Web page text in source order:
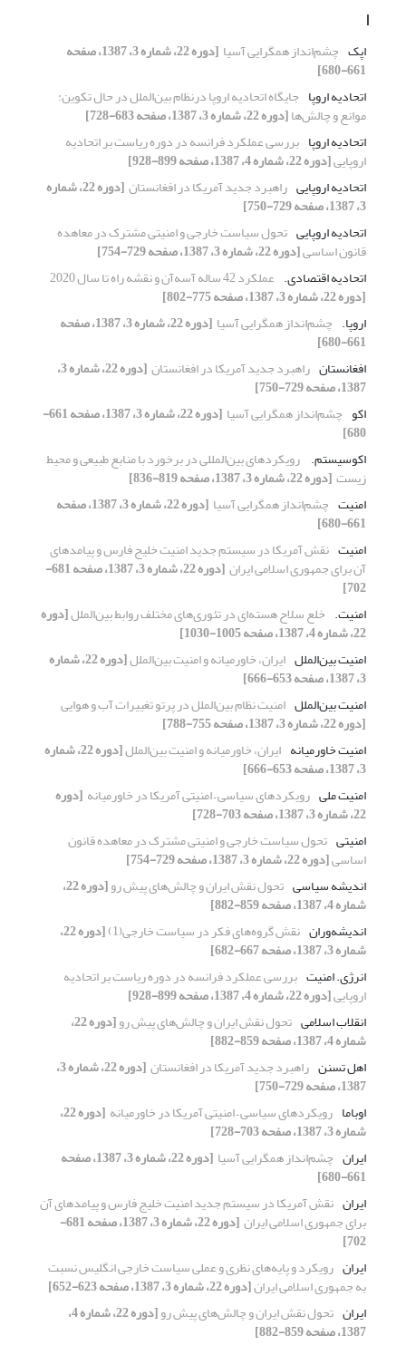
ا
اپک چشم‌انداز همگرایی آسیا ‏ [دوره 22، شماره 3، 1387، صفحه
661-680]
اتحادیه اروپا جایگاه اتحادیه اروپا درنظام بین‌الملل در حال ‏تکوین:
موانع و چالش‌ها[دوره 22، شماره 3، 1387، صفحه 683-728]
اتحادیه اروپا بررسی عملکرد فرانسه در دوره ریاست بر اتحادیه
‏اروپایی[دوره 22، شماره 4، 1387، صفحه 899-928]
اتحادیه اروپایی راهبرد جدید آمریکا در افغانستان ‏ [دوره 22، شماره
3، 1387، صفحه 729-750]
اتحادیه اروپایی
تحول سیاست خارجی و امنیتی مشترک‎ ‎در معاهده
‏قانون اساسی[دوره 22، شماره 3، 1387، صفحه 729-754]
اتحادیه اقتصادی.‏ عملکرد 42 ساله آسه‌آن و نقشه راه تا سال 2020‏
[دوره 22، شماره 3، 1387، صفحه 775-802]
اروپا.‏ چشم‌انداز همگرایی آسیا ‏ [دوره 22، شماره 3، 1387، صفحه
661-680]
افغانستان راهبرد جدید آمریکا در افغانستان ‏ [دوره 22، شماره 3،
1387، صفحه 729-750]
اکو چشم‌انداز همگرایی آسیا ‏ [دوره 22، شماره 3، 1387، صفحه 661-
680]
اکوسیستم. ‏ رویکردهای بین‌المللی در برخورد با منابع طبیعی و ‏محیط
زیست ‏[دوره 22، شماره 3، 1387، صفحه 819-836]
امنیت چشم‌انداز همگرایی آسیا ‏ [دوره 22، شماره 3، 1387، صفحه
661-680]
امنیت نقش آمریکا در سیستم جدید امنیت خلیج فارس و ‏پیامدهای
آن برای جمهوری اسلامی ایران ‏ [دوره 22، شماره 3، 1387، صفحه 681-
702]
امنیت.‏ خلع سلاح هسته‌ای در تئوری‌های مختلف روابط ‏بین‌الملل[دوره
22، شماره 4، 1387، صفحه 1005-1030]
امنیت بین‌الملل ایران، خاورمیانه و امنیت بین‌الملل [دوره 22، شماره
3، 1387، صفحه 653-666]
امنیت بین‌الملل امنیت نظام بین‌الملل در پرتو تغییرات آب و هوایی
[دوره 22، شماره 3، 1387، صفحه 755-788]
امنیت خاورمیانه ایران، خاورمیانه و امنیت بین‌الملل [دوره 22، شماره
3، 1387، صفحه 653-666]
امنیت ملی رویکردهای سیاسی – امنیتی آمریکا در خاورمیانه ‏ [دوره
22، شماره 3، 1387، صفحه 703-728]
امنیتی
تحول سیاست خارجی و امنیتی مشترک‎ ‎در معاهده ‏قانون
اساسی[دوره 22، شماره 3، 1387، صفحه 729-754]
اندیشه سیاسی تحول نقش ایران و چالش‌های پیش رو [دوره 22،
شماره 4، 1387، صفحه 859-882]
اندیشه‌وران نقش گروه‌های فکر در سیاست خارجی(1)‏ [دوره 22،
شماره 3، 1387، صفحه 667-682]
انرژی. امنیت بررسی عملکرد فرانسه در دوره ریاست بر اتحادیه
‏اروپایی[دوره 22، شماره 4، 1387، صفحه 899-928]
انقلاب اسلامی تحول نقش ایران و چالش‌های پیش رو [دوره 22،
شماره 4، 1387، صفحه 859-882]
اهل تسنن راهبرد جدید آمریکا در افغانستان ‏ [دوره 22، شماره 3،
1387، صفحه 729-750]
اوباما رویکردهای سیاسی – امنیتی آمریکا در خاورمیانه ‏ [دوره 22،
شماره 3، 1387، صفحه 703-728]
ایران چشم‌انداز همگرایی آسیا ‏ [دوره 22، شماره 3، 1387، صفحه
661-680]
ایران نقش آمریکا در سیستم جدید امنیت خلیج فارس و ‏پیامدهای آن
برای جمهوری اسلامی ایران ‏ [دوره 22، شماره 3، 1387، صفحه 681-
702]
ایران رویکرد و پایه‌های نظری و عملی سیاست خارجی ‏انگلیس نسبت
به جمهوری اسلامی ایران[دوره 22، شماره 3، 1387، صفحه 623-652]
ایران تحول نقش ایران و چالش‌های پیش رو [دوره 22، شماره 4،
1387، صفحه 859-882]